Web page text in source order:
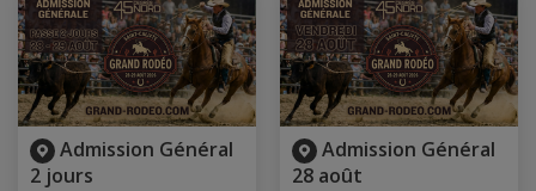
Admission Général
2 jours
Admission Général
28 août